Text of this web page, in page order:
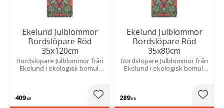
Ekelund Julblommor
Bordslöpare Röd
35x120cm
Bordslöpare Julblommor från
Ekelund i ekologisk bomull
409KR Lägg till i favoriter
Ekelund Julblommor
Bordslöpare Röd
35x80cm
Bordslöpare Julblommor från
Ekelund i ekologisk bomull
289KR